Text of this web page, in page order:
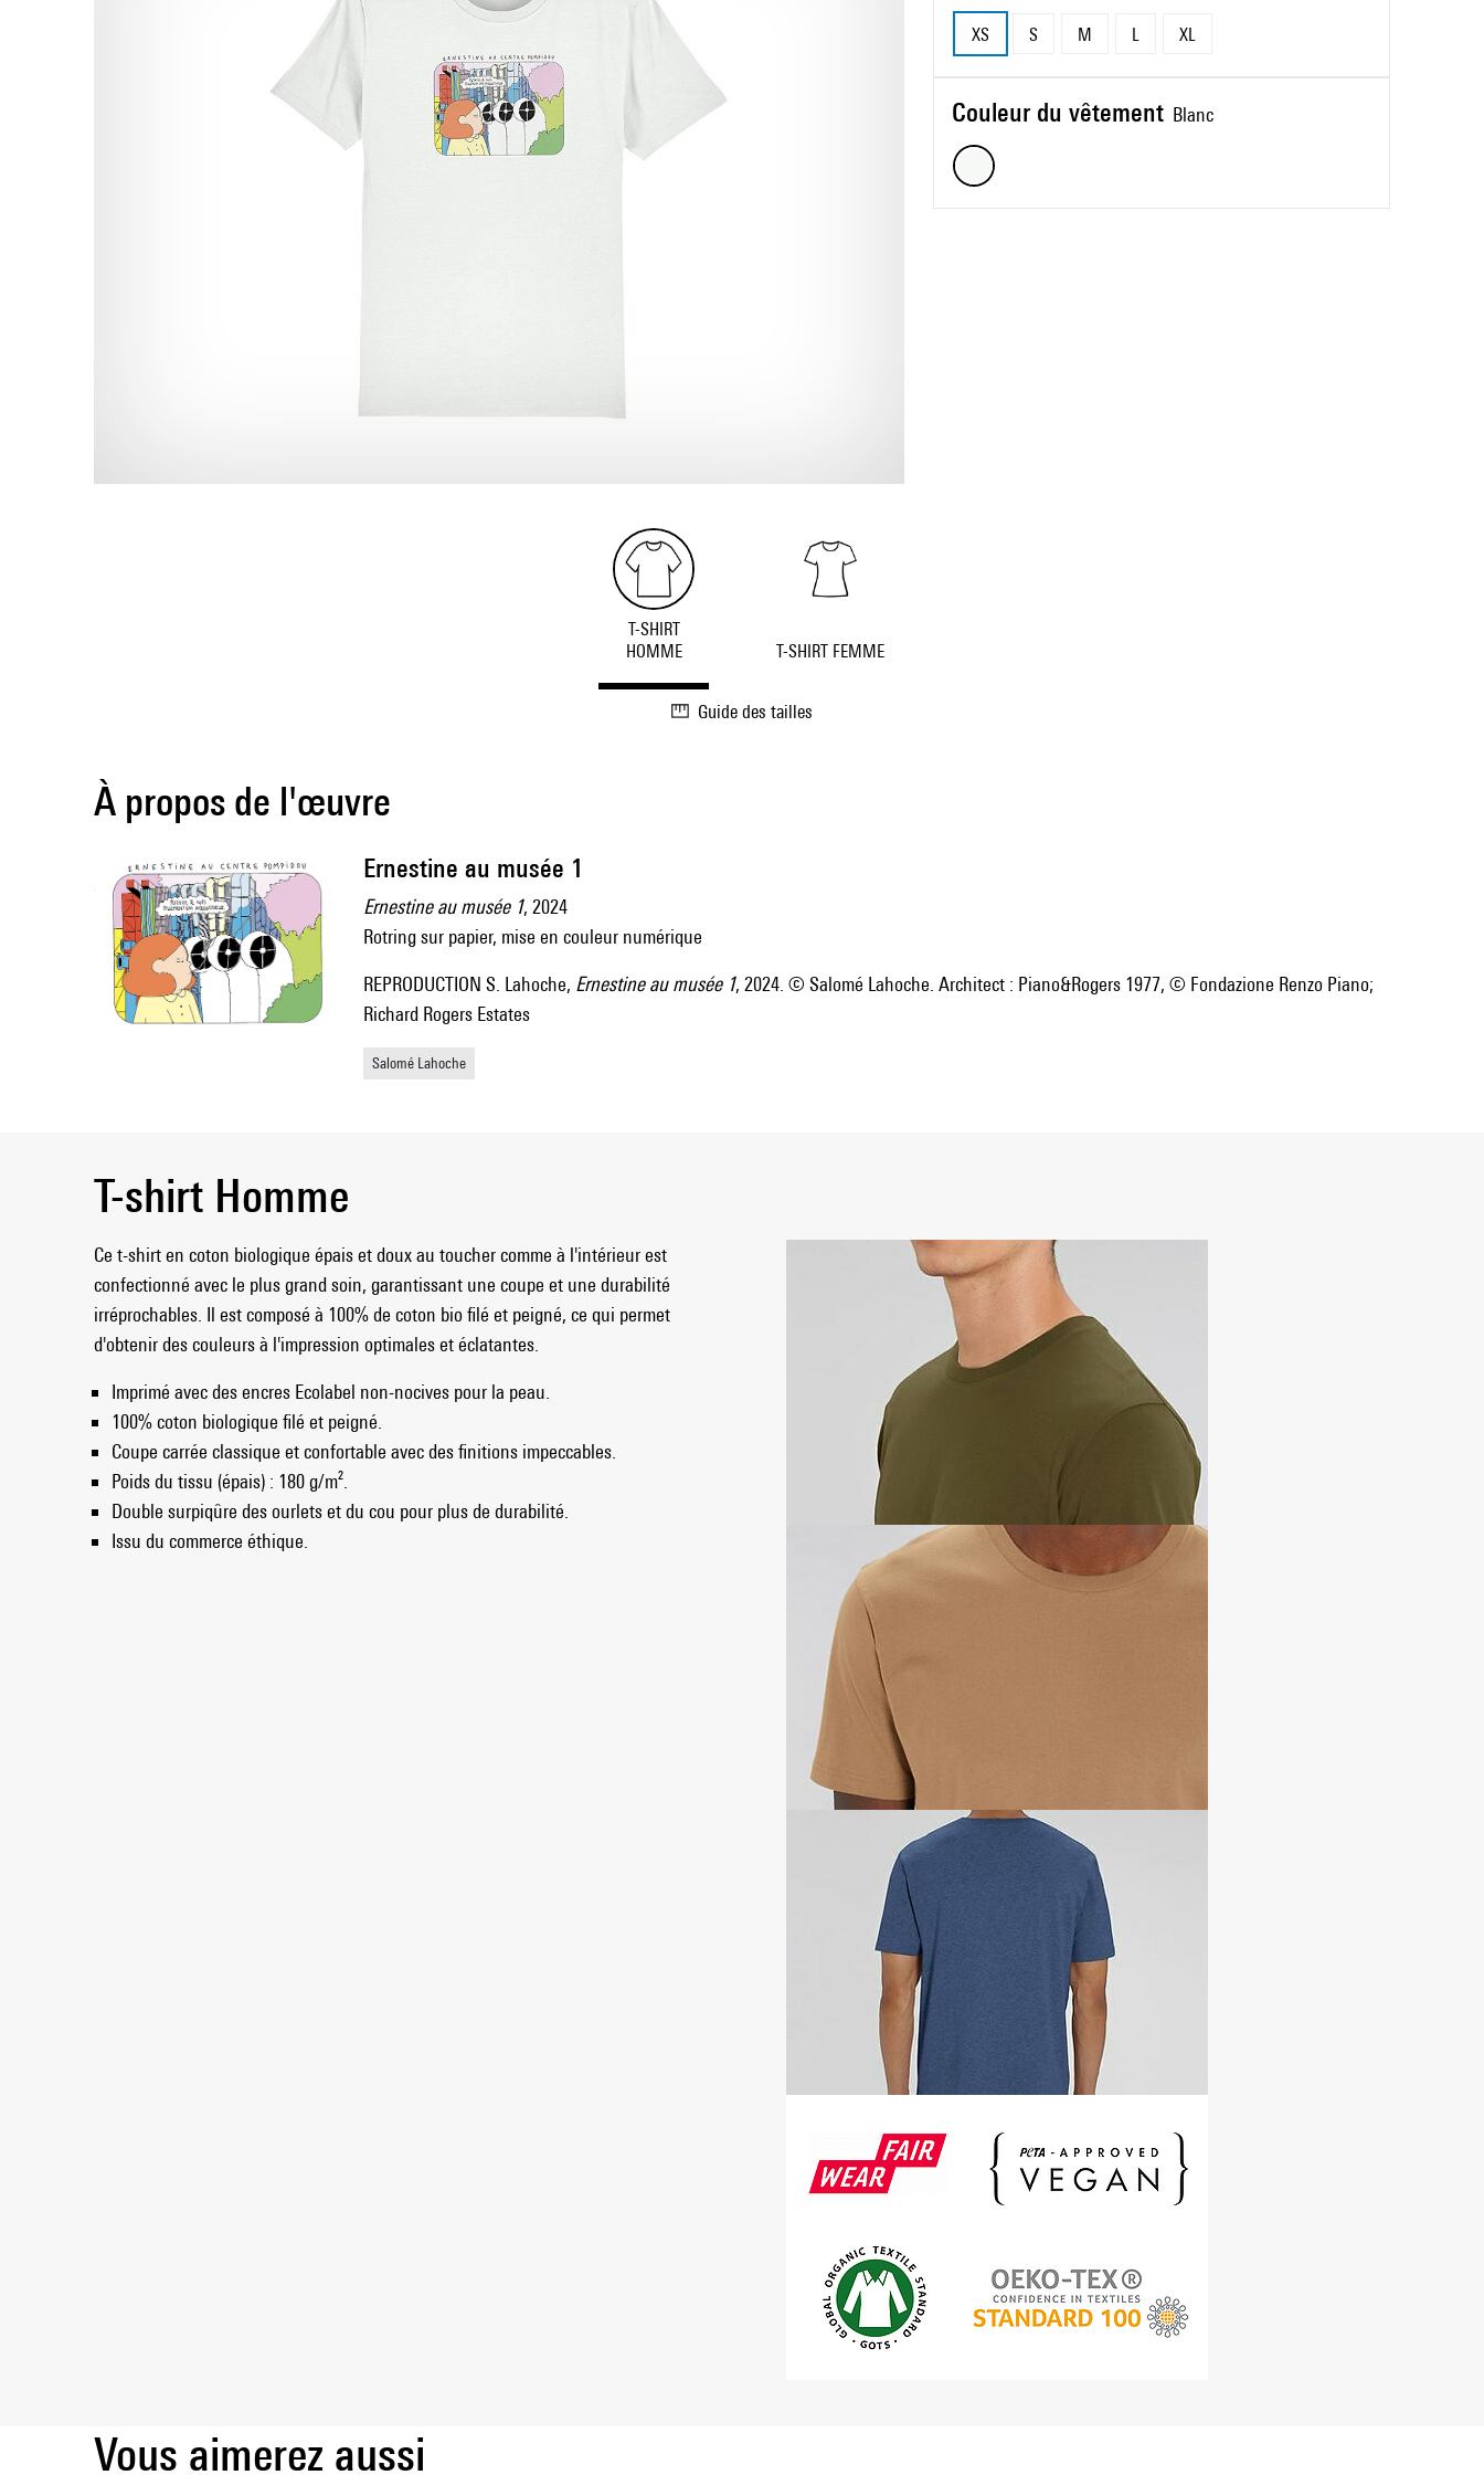
Couleur du vêtement Blanc
XS S M L XL
T-SHIRT
HOMME
T-SHIRT FEMME
Guide des tailles
À propos de l'œuvre
Ernestine au musée 1
Ernestine au musée 1, 2024
Rotring sur papier, mise en couleur numérique
REPRODUCTION S. Lahoche, Ernestine au musée 1, 2024. © Salomé Lahoche. Architect : Piano&Rogers 1977, © Fondazione Renzo Piano;
Richard Rogers Estates
Salomé Lahoche
T-shirt Homme
Ce t-shirt en coton biologique épais et doux au toucher comme à l'intérieur est
confectionné avec le plus grand soin, garantissant une coupe et une durabilité
irréprochables. Il est composé à 100% de coton bio filé et peigné, ce qui permet
d'obtenir des couleurs à l'impression optimales et éclatantes.
Imprimé avec des encres Ecolabel non-nocives pour la peau.
100% coton biologique filé et peigné.
Coupe carrée classique et confortable avec des finitions impeccables.
Poids du tissu (épais) : 180 g/m².
Double surpiqûre des ourlets et du cou pour plus de durabilité.
Issu du commerce éthique.
Vous aimerez aussi